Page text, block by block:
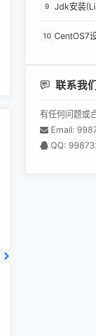
9 Jdk安装
10 CentOS7
联系我们
有任何问题或
Email:
QQ: